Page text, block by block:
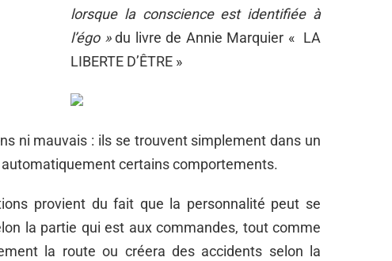
lorsque la conscience est identifiée à
l’égo »du livre de Annie Marquier « LA
LIBERTE D’ÊTRE »
ni mauvais : ils se trouvent simplement dans un
certains comportements.
provient du fait que la personnalité peut se
la partie qui est aux commandes, tout comme
la route ou créera des accidents selon la